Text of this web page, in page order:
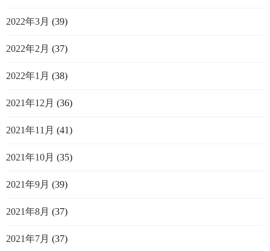
2022年3月 (39)
2022年2月 (37)
2022年1月 (38)
2021年12月 (36)
2021年11月 (41)
2021年10月 (35)
2021年9月 (39)
2021年8月 (37)
2021年7月 (37)